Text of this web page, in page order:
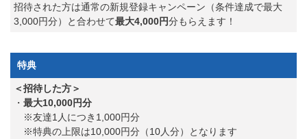
招待された方は通常の新規登録キャンペーン（条件達成で最大
3,000円分）と合わせて最大4,000円分もらえます！
特典
＜招待した方＞
・ 最大10,000円分
※友達1人につき1,000円分
※特典の上限は10,000円分（10人分）となります